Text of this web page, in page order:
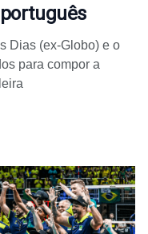
Dias (ex-Globo) e o
para compor a